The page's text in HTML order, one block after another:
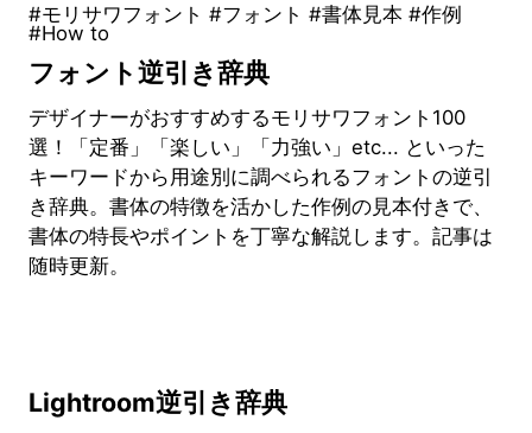
#モリサワフォント #フォント #書体見本 #作例
#How to
フォント逆引き辞典
デザイナーがおすすめするモリサワフォント100
選！「定番」「楽しい」「力強い」etc... といった
キーワードから用途別に調べられるフォントの逆引
き辞典。書体の特徴を活かした作例の見本付きで、
書体の特長やポイントを丁寧な解説します。記事は
随時更新。
Lightroom逆引き辞典